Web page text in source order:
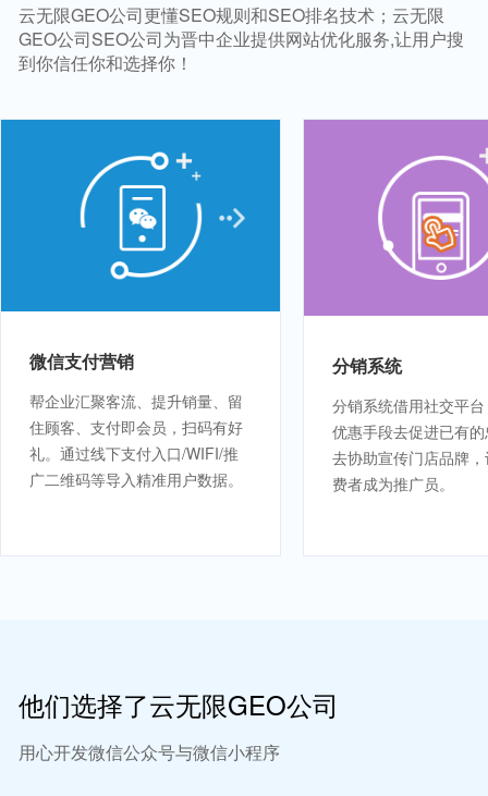
云无限GEO公司更懂SEO规则和SEO排名技术；云无限
GEO公司SEO公司为晋中企业提供网站优化服务,让用户搜
到你信任你和选择你！
微信支付营销
帮企业汇聚客流、提升销量、留
住顾客、支付即会员，扫码有好
礼。通过线下支付入口/WIFI/推
广二维码等导入精准用户数据。
分销系统
分销系统借用社交平
优惠手段去促进已有
去协助宣传门店品牌
费者成为推广员。
他们选择了云无限GEO公司
用心开发微信公众号与微信小程序